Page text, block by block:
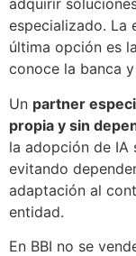
adquirir
especializado. La
última opción es
conoce la banca
Un partner
propia y sin
la adopción de IA
evitando
adaptación al
entidad.
En BBI no se